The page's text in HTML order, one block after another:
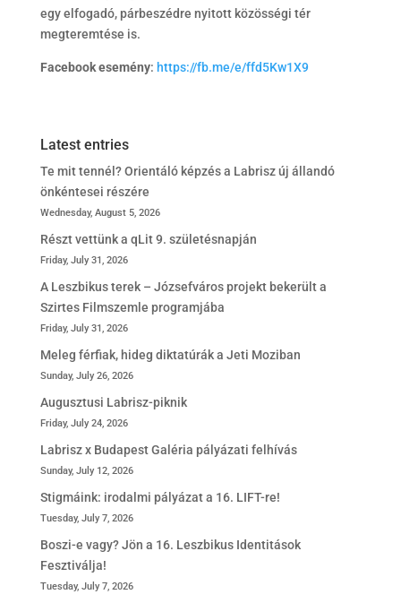
egy elfogadó, párbeszédre nyitott közösségi tér
megteremtése is.
Facebook esemény: https://fb.me/e/ffd5Kw1X9
Latest entries
Te mit tennél? Orientáló képzés a Labrisz új állandó
önkéntesei részére
Wednesday, August 5, 2026
Részt vettünk a qLit 9. születésnapján
Friday, July 31, 2026
A Leszbikus terek – Józsefváros projekt bekerült a
Szirtes Filmszemle programjába
Friday, July 31, 2026
Meleg férfiak, hideg diktatúrák a Jeti Moziban
Sunday, July 26, 2026
Augusztusi Labrisz-piknik
Friday, July 24, 2026
Labrisz x Budapest Galéria pályázati felhívás
Sunday, July 12, 2026
Stigmáink: irodalmi pályázat a 16. LIFT-re!
Tuesday, July 7, 2026
Boszi-e vagy? Jön a 16. Leszbikus Identitások
Fesztiválja!
Tuesday, July 7, 2026